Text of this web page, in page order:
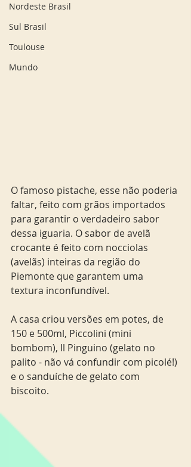
Nordeste Brasil
Sul Brasil
Toulouse
Mundo
O famoso pistache, esse não poderia
faltar, feito com grãos importados
para garantir o verdadeiro sabor
dessa iguaria. O sabor de avelã
crocante é feito com nocciolas
(avelãs) inteiras da região do
Piemonte que garantem uma
textura inconfundível.
A casa criou versões em potes, de
150 e 500ml, Piccolini (mini
bombom), Il Pinguino (gelato no
palito - não vá confundir com picolé!)
e o sanduíche de gelato com
biscoito.